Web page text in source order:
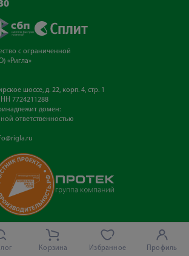
с ограниченной
«Ригла»
шоссе, д. 22, корп. 4, стр. 1
7724211288
домен:
ответственностью
Корзина Избранное Профиль